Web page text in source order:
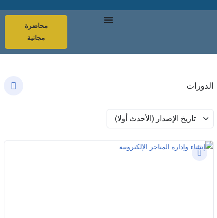
محاضرة
مجانية
الدورات